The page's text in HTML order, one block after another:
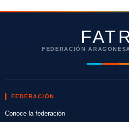
FEDERACIÓN
FEDERACIÓN
Conoce la federación